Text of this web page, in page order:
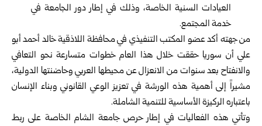
العيادات السنية الخاصة، وذلك في إطار دور الجامعة في
خدمة المجتمع.
من جهته أكد عضو المكتب التنفيذي في محافظة اللاذقية خالد أحمد أبو
علي أن سوريا حققت خلال هذا العام خطوات متسارعة نحو التعافي
والانفتاح بعد سنوات من الانعزال عن محيطها العربي وحاضنتها الدولية،
مشيراً إلى أهمية هذه الورشة في تعزيز الوعي القانوني وبناء الإنسان
باعتباره الركيزة الأساسية للتنمية الشاملة.
وتأتي هذه الفعاليات في إطار حرص جامعة الشام الخاصة على ربط